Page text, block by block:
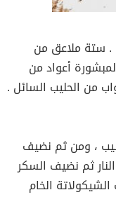
ستة ملاعق من
المبشورة أعواد من
من الحليب السائل .
، ومن ثم نضيف
ثم نضيف السكر
الخام